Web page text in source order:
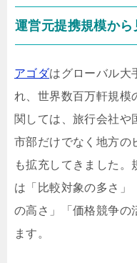
運営元提携規模から
アゴダはグローバル大
れ、世界数百万軒規模
関しては、旅行会社や
市部だけでなく地方の
も拡充してきました。
は「比較対象の多さ」
の高さ」「価格競争の
ます。